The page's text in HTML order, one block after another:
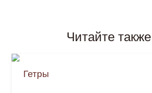
Читайте также
Гетры